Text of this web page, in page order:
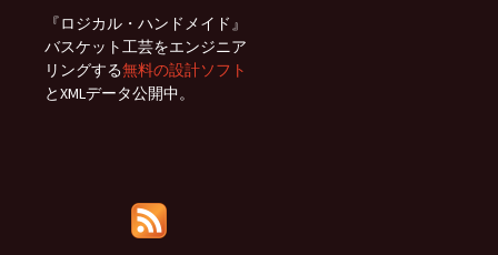
『ロジカル・ハンドメイド』
バスケット工芸をエンジニア
リングする無料の設計ソフト
とXMLデータ公開中。